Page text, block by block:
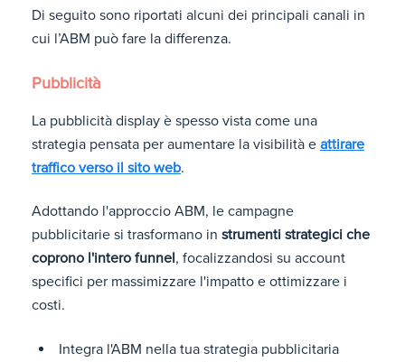
Di seguito sono riportati alcuni dei principali canali in
cui l’ABM può fare la differenza.
Pubblicità
La pubblicità display è spesso vista come una
strategia pensata per aumentare la visibilità e attirare
traffico verso il sito web.
Adottando l'approccio ABM, le campagne
pubblicitarie si trasformano in strumenti strategici che
coprono l'intero funnel, focalizzandosi su account
specifici per massimizzare l'impatto e ottimizzare i
costi.
Integra l'ABM nella tua strategia pubblicitaria